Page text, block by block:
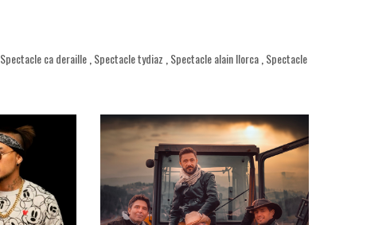
Spectacle ca deraille Spectacle tydiaz Spectacle alain llorca Spectacle